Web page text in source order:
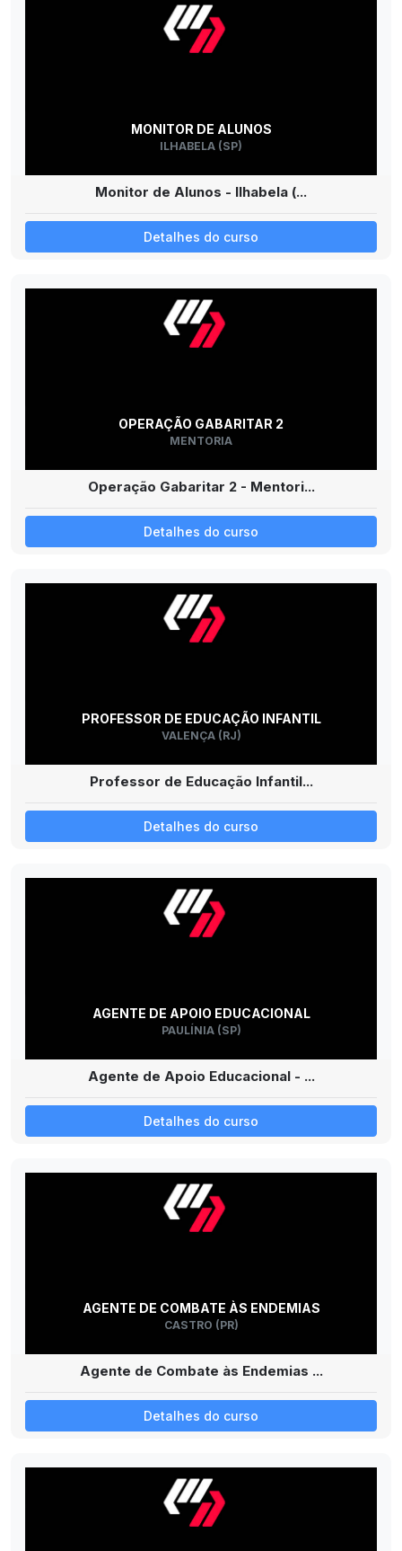
MONITOR DE ALUNOS
ILHABELA (SP)
Monitor de Alunos - Ilhabela (...
Detalhes do curso
OPERAÇÃO GABARITAR 2
MENTORIA
Operação Gabaritar 2 - Mentori...
Detalhes do curso
PROFESSOR DE EDUCAÇÃO INFANTIL
VALENÇA (RJ)
Professor de Educação Infantil...
Detalhes do curso
AGENTE DE APOIO EDUCACIONAL
PAULÍNIA (SP)
Agente de Apoio Educacional - ...
Detalhes do curso
AGENTE DE COMBATE ÀS ENDEMIAS
CASTRO (PR)
Agente de Combate às Endemias ...
Detalhes do curso